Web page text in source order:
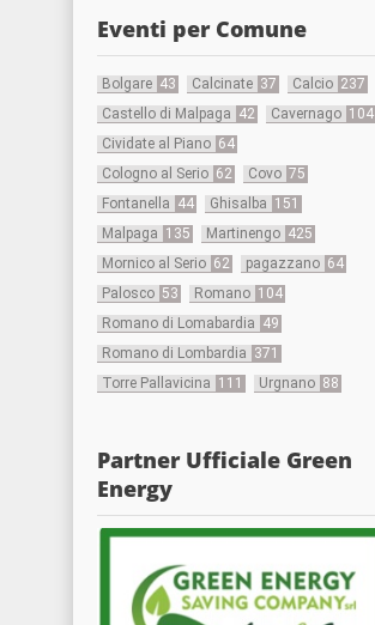
Eventi per Comune
Bolgare 43 Calcinate 37 Calcio 237
Castello di Malpaga 42 Cavernago 104
Cividate al Piano 64
Cologno al Serio 62 Covo 75
Fontanella 44 Ghisalba 151
Malpaga 135 Martinengo 425
Mornico al Serio 62 pagazzano 64
Palosco 53 Romano 104
Romano di Lomabardia 49
Romano di Lombardia 371
Torre Pallavicina 111 Urgnano 88
Partner Ufficiale Green
Energy